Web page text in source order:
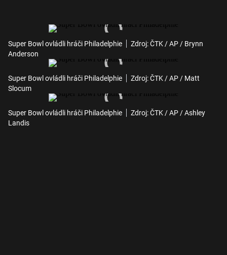
Super Bowl ovládli hráči Philadelphie
Zdroj: ČTK / AP / Brynn
Anderson
Super Bowl ovládli hráči Philadelphie
Zdroj: ČTK / AP / Matt
Slocum
Super Bowl ovládli hráči Philadelphie
Zdroj: ČTK / AP / Ashley
Landis